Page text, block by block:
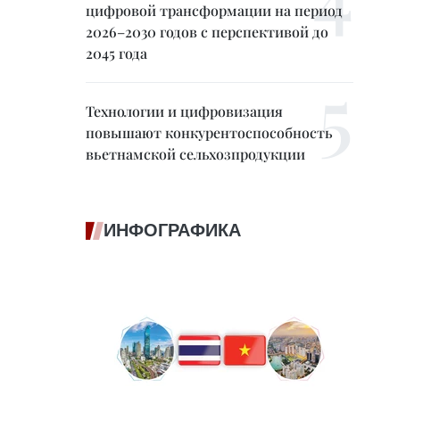
цифровой трансформации на период
2026–2030 годов с перспективой до
2045 года
Технологии и цифровизация
повышают конкурентоспособность
вьетнамской сельхозпродукции
ИНФОГРАФИКА